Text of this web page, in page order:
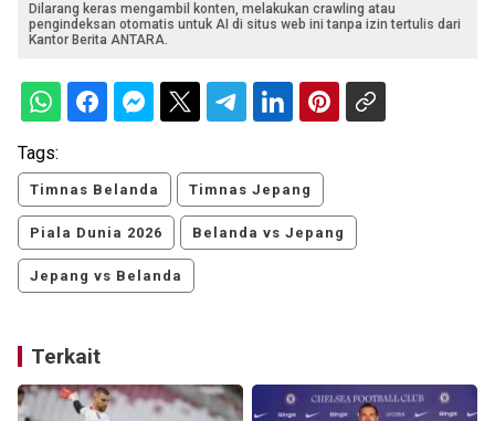
Dilarang keras mengambil konten, melakukan crawling atau
pengindeksan otomatis untuk AI di situs web ini tanpa izin tertulis dari
Kantor Berita ANTARA.
Tags:
Timnas Belanda Timnas Jepang
Piala Dunia 2026 Belanda vs Jepang
Jepang vs Belanda
Terkait